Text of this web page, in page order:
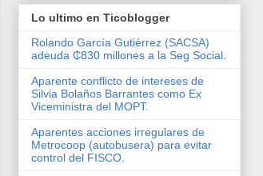
Lo ultimo en Ticoblogger
Rolando García Gutiérrez (SACSA)
adeuda ₵830 millones a la Seg Social.
Aparente conflicto de intereses de
Silvia Bolaños Barrantes como Ex
Viceministra del MOPT.
Aparentes acciones irregulares de
Metrocoop (autobusera) para evitar
control del FISCO.